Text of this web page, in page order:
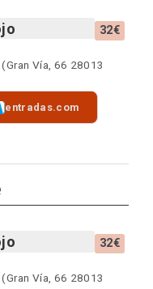
32€
(Gran Vía, 66 28013
entradas.com
32€
(Gran Vía, 66 28013